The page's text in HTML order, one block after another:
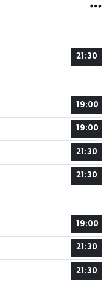
21:30
19:00
19:00
21:30
21:30
19:00
21:30
21:30